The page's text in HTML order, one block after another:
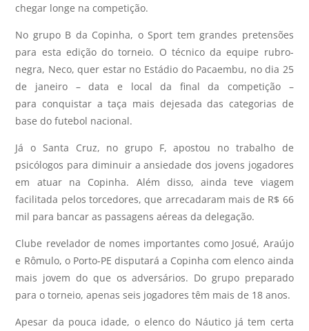
chegar longe na competição.
No grupo B da Copinha, o Sport tem grandes pretensões
para esta edição do torneio. O técnico da equipe rubro-
negra, Neco, quer estar no Estádio do Pacaembu, no dia 25
de janeiro – data e local da final da competição –
para conquistar a taça mais dejesada das categorias de
base do futebol nacional.
Já o Santa Cruz, no grupo F, apostou no trabalho de
psicólogos para diminuir a ansiedade dos jovens jogadores
em atuar na Copinha. Além disso, ainda teve viagem
facilitada pelos torcedores, que arrecadaram mais de R$ 66
mil para bancar as passagens aéreas da delegação.
Clube revelador de nomes importantes como Josué, Araújo
e Rômulo, o Porto-PE disputará a Copinha com elenco ainda
mais jovem do que os adversários. Do grupo preparado
para o torneio, apenas seis jogadores têm mais de 18 anos.
Apesar da pouca idade, o elenco do Náutico já tem certa